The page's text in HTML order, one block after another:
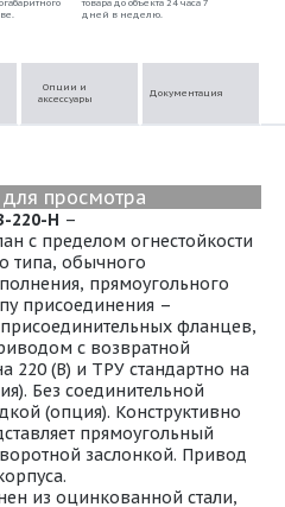
дней в неделю.
Опции и
аксессуары
Документация
для просмотра
220-Н –
с пределом огнестойкости
типа, обычного
прямоугольного
присоединения –
фланцев,
с возвратной
220 (В) и ТРУ стандартно на
Без соединительной
(опция). Конструктивно
прямоугольный
заслонкой. Привод
из оцинкованной стали,